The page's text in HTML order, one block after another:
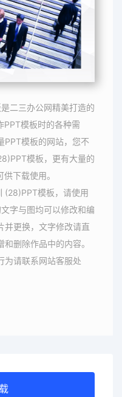
二三办公网精美打造的
PPT模板时的各种需
PPT模板的网站，您不
模板，更有大量的
下载使用。
(28)PPT模板，请使用
字与图均可以修改和编
并更换，文字修改请直
删除作品中的内容。
为请联系网站客服处